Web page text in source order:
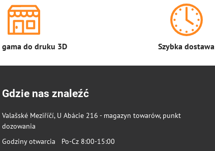
gama do druku 3D Szybka dostawa
Gdzie nas znaleźć
Valašské Meziříčí, U Abácie 216 - magazyn towarów, punkt
dozowania
Godziny otwarcia Po-Cz 8:00-15:00